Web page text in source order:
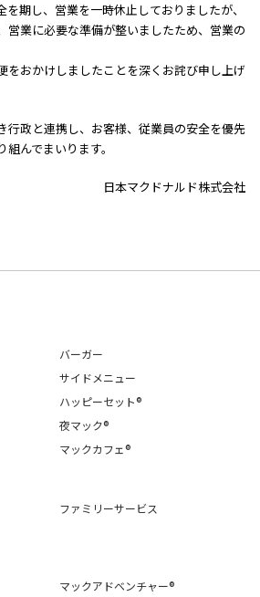
を期し、営業を一時休止しておりましたが、
営業に必要な準備が整いましたため、営業の
をおかけしましたことを深くお詫び申し上げ
行政と連携し、お客様、従業員の安全を優先
んでまいります。
日本マクドナルド株式会社
バーガー
サイドメニュー
ハッピーセット®
夜マック®
マックカフェ®
ファミリーサービス
マックアドベンチャー®